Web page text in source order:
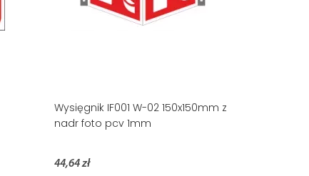
Wysięgnik IF001 W-02 150x150mm z
nadr foto pcv 1mm
44,64 zł